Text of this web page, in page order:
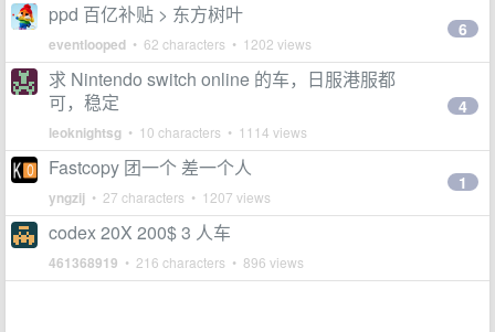
ppd 百亿补贴 > 东方树叶
eventlooped • 62 characters • 1202 views
6
求 Nintendo switch online 的车，日服港服都
可，稳定
leoknightsg • 10 characters • 1114 views
4
Fastcopy 团一个 差一个人
yngzij • 27 characters • 1207 views
1
codex 20X 200$ 3 人车
461368919 • 216 characters • 896 views